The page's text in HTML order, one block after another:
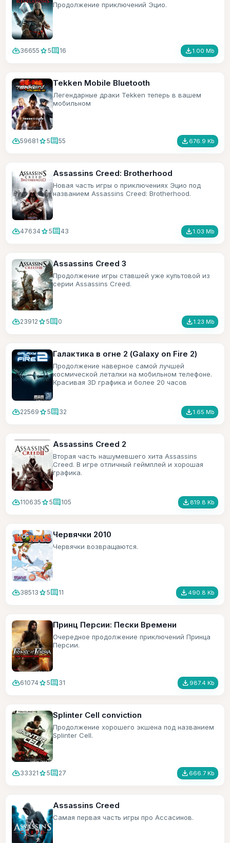
Продолжение приключений Эцио.
cloud_download36655 star5comment16 file_download1.00 Mb
Tekken Mobile Bluetooth
Легендарные драки Tekken теперь в вашем
мобильном
cloud_download59681 star5comment55 file_download 676.9 Kb
Assassins Creed: Brotherhood
Новая часть игры о приключениях Эцио под
названием Assassins Creed: Brotherhood.
cloud_download47634 star5comment43 file_download1.03 Mb
Assassins Creed 3
Продолжение игры ставшей уже культовой из
серии Assassins Creed.
cloud_download23912 star5comment0 file_download1.23 Mb
Галактика в огне 2 (Galaxy on Fire 2)
Продолжение наверное самой лучшей
космической леталки на мобильном телефоне.
Красивая 3D графика и более 20 часов
cloud_download22569 star5comment32 file_download1.65 Mb
Assassins Creed 2
Вторая часть нашумевшего хита Assassins
Creed. В игре отличный геймплей и хорошая
графика.
cloud_download110635 star5comment105 file_download 819.8 Kb
Червячки 2010
Червячки возвращаются.
cloud_download38513 star5comment11 file_download 490.8 Kb
Принц Персии: Пески Времени
Очередное продолжение приключений Принца
Персии.
cloud_download61074 star5comment31 file_download 987.4 Kb
Splinter Cell conviction
Продолжение хорошего экшена под названием
Splinter Cell.
cloud_download33321 star5comment27 file_download 666.7 Kb
Assassins Creed
Самая первая часть игры про Ассасинов.